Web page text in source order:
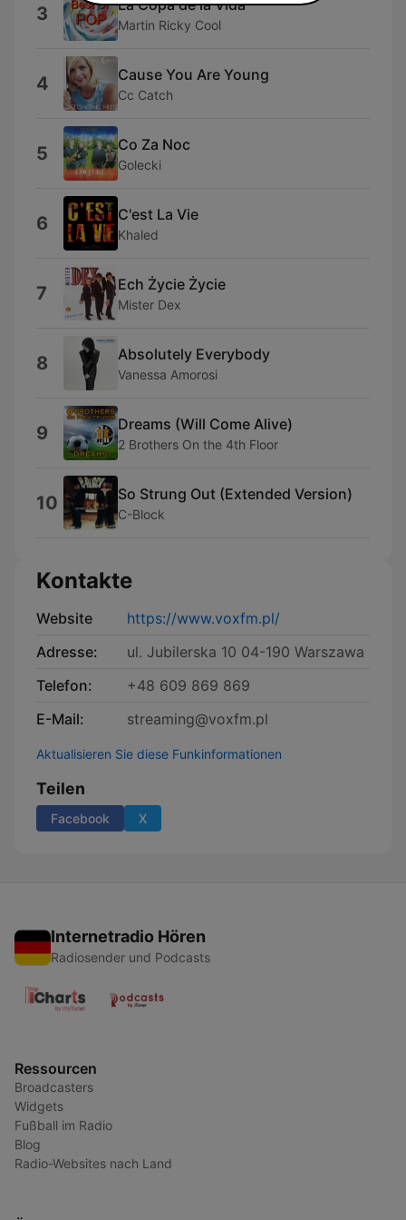
3 La Copa de la Vida
Martin Ricky Cool
4 Cause You Are Young
Cc Catch
5 Co Za Noc
Golecki
6 C'est La Vie
Khaled
7 Ech Życie Życie
Mister Dex
8 Absolutely Everybody
Vanessa Amorosi
9 Dreams (Will Come Alive)
2 Brothers On the 4th Floor
10 So Strung Out (Extended Version)
C-Block
Kontakte
Website
https://www.voxfm.pl/
Adresse:
ul. Jubilerska 10 04-190 Warszawa
Telefon:
+48 609 869 869
E-Mail:
streaming@voxfm.pl
Aktualisieren Sie diese Funkinformationen
Teilen
Facebook X
Internetradio Hören
Radiosender und Podcasts
Ressourcen
Broadcasters
Widgets
Fußball im Radio
Blog
Radio-Websites nach Land